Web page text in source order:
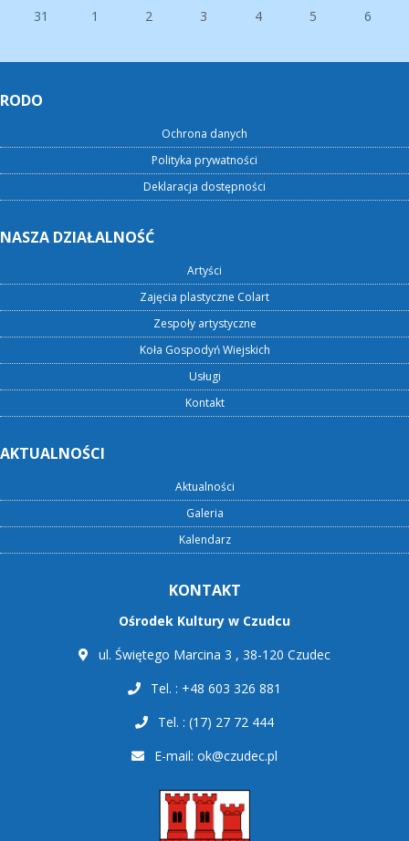
31
1 2 3 4 5 6
RODO
Ochrona danych
Polityka prywatności
Deklaracja dostępności
NASZA DZIAŁALNOŚĆ
Artyści
Zajęcia plastyczne Colart
Zespoły artystyczne
Koła Gospodyń Wiejskich
Usługi
Kontakt
AKTUALNOŚCI
Aktualności
Galeria
Kalendarz
KONTAKT
Ośrodek Kultury w Czudcu
ul. Świętego Marcina 3 , 38-120 Czudec
Tel. : +48 603 326 881
Tel. : (17) 27 72 444
E-mail: ok@czudec.pl